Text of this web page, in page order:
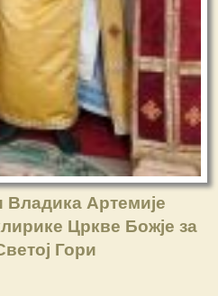
Артемије
Цркве Божје за
Гори